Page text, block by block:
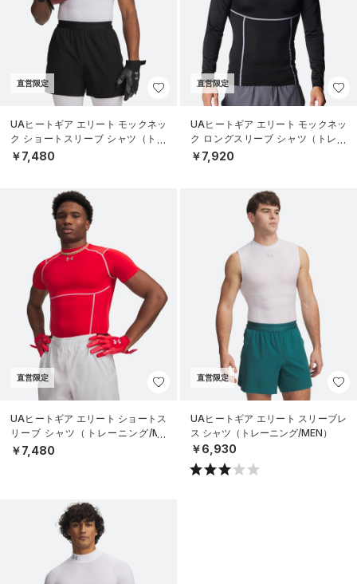
直営限定
UAヒートギア エリート モックネッ
ク ショートスリーブ シャツ（トレ
ーニング/MEN）
￥7,480
直営限定
UAヒートギア エリート モックネッ
ク ロングスリーブ シャツ（トレー
ニング/MEN）
￥7,920
直営限定
UAヒートギア エリート ショートス
リーブ シャツ（トレーニング/ME
N）
￥7,480
直営限定
UAヒートギア エリート スリーブレ
ス シャツ（トレーニング/MEN）
￥6,930